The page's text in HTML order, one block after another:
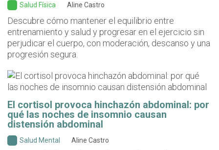
Salud Física Aline Castro
Descubre cómo mantener el equilibrio entre
entrenamiento y salud y progresar en el ejercicio sin
perjudicar el cuerpo, con moderación, descanso y una
progresión segura.
El cortisol provoca hinchazón abdominal: por
qué las noches de insomnio causan
distensión abdominal
Salud Mental Aline Castro